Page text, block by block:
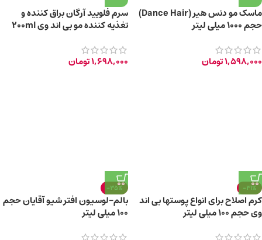
ماسک مو دنس هیر (Dance Hair)
حجم ۱۰۰۰ میلی لیتر
1,598,000تومان
سرم فلویید آرگان براق کننده و
تغذیه کننده مو بی اند وی 200ml
1,698,000تومان
-31%
کرم اصلاح برای انواع پوستها بی اند
وی حجم 100 میلی لیتر
-35%
بالم-لوسیون افتر شیو آقایان حجم
100 میلی لیتر